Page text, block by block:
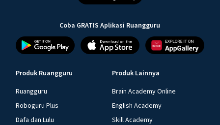
Coba GRATIS Aplikasi Ruangguru
Produk Ruangguru
Ruangguru
Roboguru Plus
Dafa dan Lulu
Produk Lainnya
Brain Academy Online
English Academy
Skill Academy